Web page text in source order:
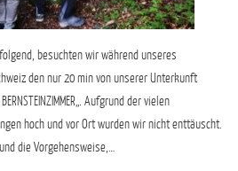
besuchten wir während unseres
den nur 20 min von unserer Unterkunft
Aufgrund der vielen
hoch und vor Ort wurden wir nicht enttäuscht.
die Vorgehensweise,…